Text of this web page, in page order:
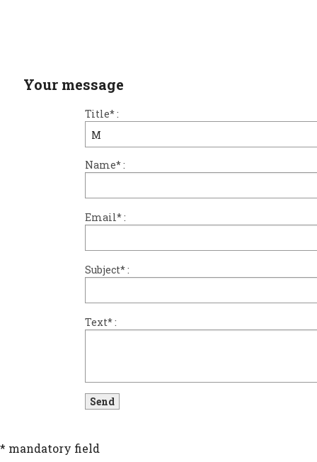
News
Mobile home and rates
Your message
Title*:
Name*:
Email*:
Subject*:
Text*:
* mandatory field